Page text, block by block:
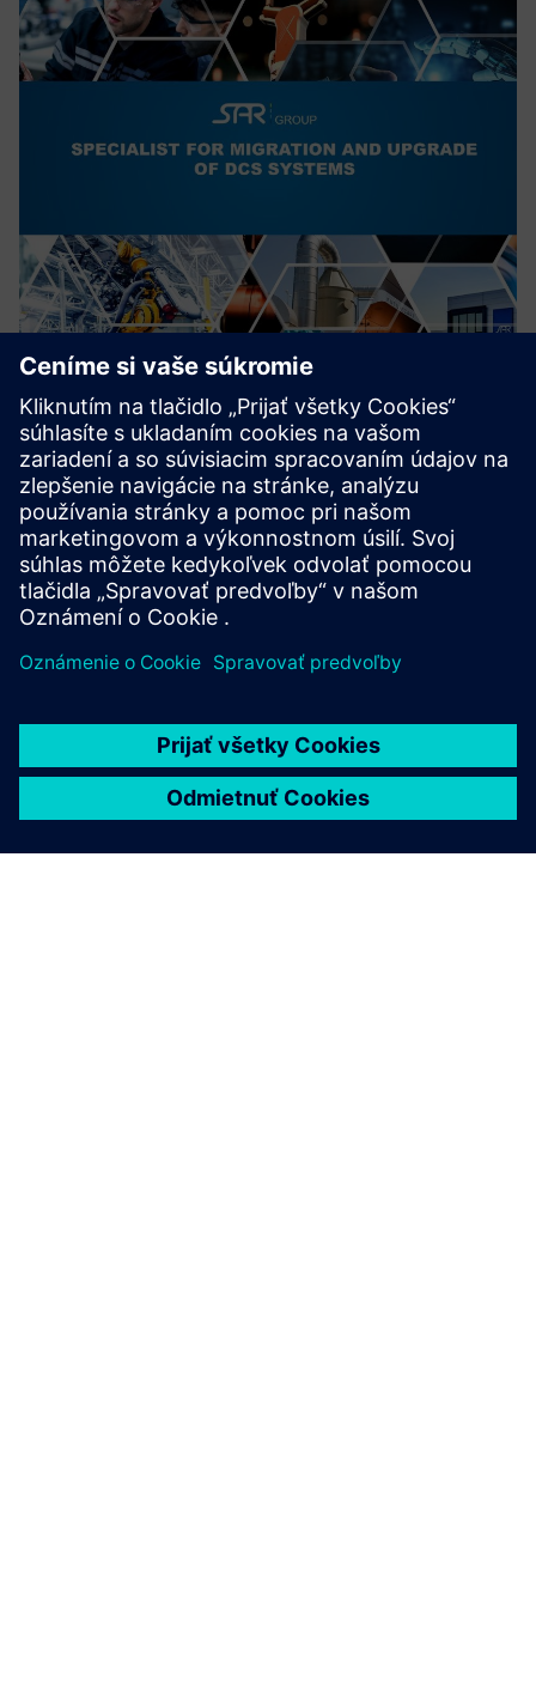
Migration of outdated DCS to
SIMATIC PCS7/PCS neo
Migrácia zastaraných distribuovaných riadiacich systémov
na moderné, najmodernejšie riadiace systémy.
Zvýšenie kybernetickej bezpečnosti.
Prečítajte si viac